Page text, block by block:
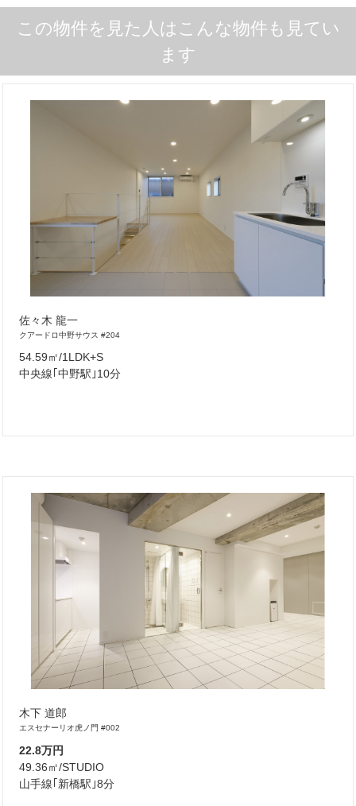
この物件を見た人はこんな物件も見てい
ます
佐々木 龍一
クアードロ中野サウス #204
54.59㎡/1LDK+S
中央線｢中野駅｣10分
木下 道郎
エスセナーリオ虎ノ門 #002
22.8万円
49.36㎡/STUDIO
山手線｢新橋駅｣8分